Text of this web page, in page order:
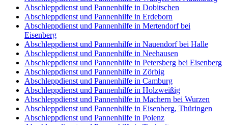
Abschleppdienst und Pannenhilfe in Dobitschen
Abschleppdienst und Pannenhilfe in Erdeborn
Abschleppdienst und Pannenhilfe in Mertendorf bei
Eisenberg
Abschleppdienst und Pannenhilfe in Nauendorf bei Halle
Abschleppdienst und Pannenhilfe in Neehausen
Abschleppdienst und Pannenhilfe in Petersberg bei Eisenberg
Abschleppdienst und Pannenhilfe in Zörbig
Abschleppdienst und Pannenhilfe in Camburg
Abschleppdienst und Pannenhilfe in Holzweißig
Abschleppdienst und Pannenhilfe in Machern bei Wurzen
Abschleppdienst und Pannenhilfe in Eisenberg, Thüringen
Abschleppdienst und Pannenhilfe in Polenz